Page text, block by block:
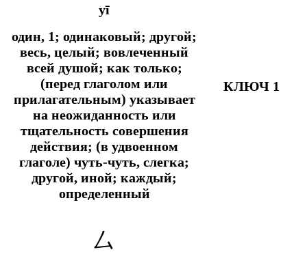
yī
один, 1; одинаковый; другой;
весь, целый; вовлеченный
всей душой; как только;
(перед глаголом или
прилагательным) указывает
на неожиданность или
тщательность совершения
действия; (в удвоенном
глаголе) чуть-чуть, слегка;
другой, иной; каждый;
определенный
КЛЮЧ 1
厶